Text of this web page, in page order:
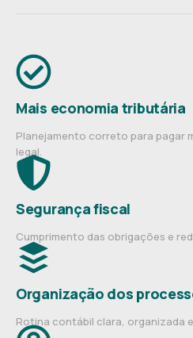
Mais economia tributária
Planejamento correto para pagar
legal.
Segurança fiscal
Cumprimento das obrigações e
Organização dos
Rotina contábil clara, organizada